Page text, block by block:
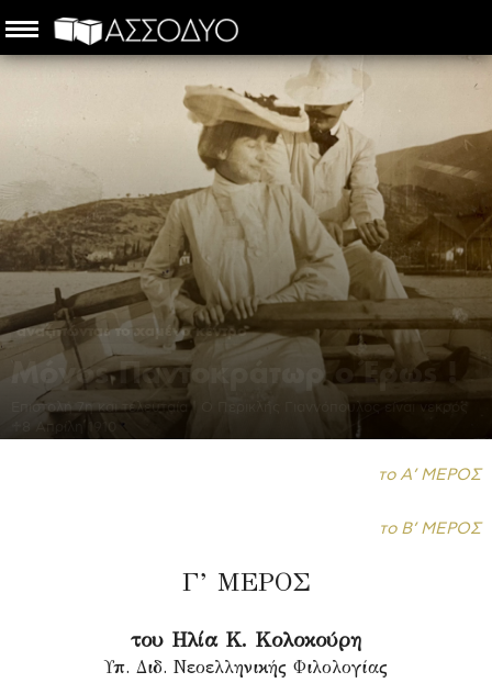
αναζητώντας το χαμένο κέντρο
Μόνος Παντοκράτωρ ο Έρως !
Επιστολή 7η και τελευταία | Ο Περικλής Γιαννόπουλος είναι νεκρός
♱8 Απρίλη 1910
το Α’ ΜΕΡΟΣ
το Β’ ΜΕΡΟΣ
Γ’ ΜΕΡΟΣ
του Ηλία Κ. Κολοκούρη
Υπ. Διδ. Νεοελληνικής Φιλολογίας